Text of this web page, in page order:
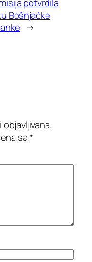
potvrdila
Bošnjačke
→
objavljivana.
sa*